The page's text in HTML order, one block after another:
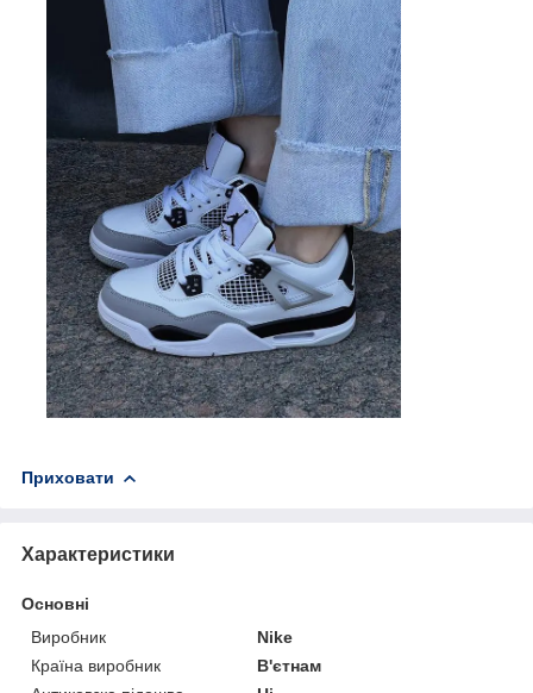
Приховати
Характеристики
Основні
Виробник
Nike
Країна виробник
В'єтнам